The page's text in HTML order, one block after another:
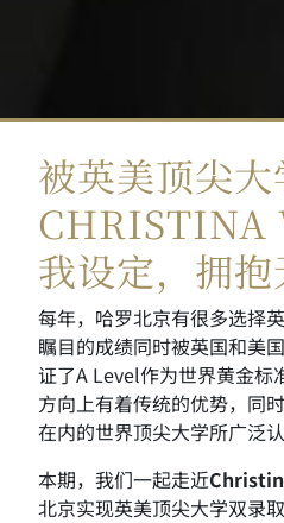
被英美顶尖
CHRISTINA
我设定，拥
每年，哈罗北京有很多选择
瞩目的成绩同时被英国和美
证了A Level作为世界黄金标
方向上有着传统的优势，同
在内的世界顶尖大学所广泛认
本期，我们一起走近
北京实现英美顶尖大学双录